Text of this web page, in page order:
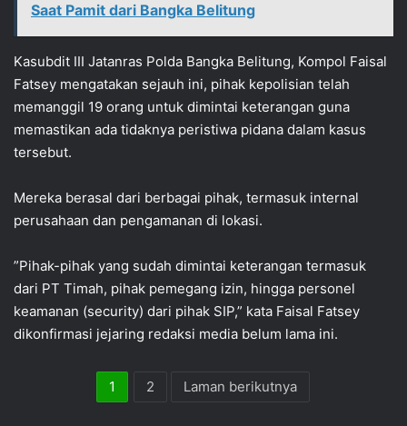
Saat Pamit dari Bangka Belitung
Kasubdit III Jatanras Polda Bangka Belitung, Kompol Faisal
Fatsey mengatakan sejauh ini, pihak kepolisian telah
memanggil 19 orang untuk dimintai keterangan guna
memastikan ada tidaknya peristiwa pidana dalam kasus
tersebut.
Mereka berasal dari berbagai pihak, termasuk internal
perusahaan dan pengamanan di lokasi.
‎”Pihak-pihak yang sudah dimintai keterangan termasuk
dari PT Timah, pihak pemegang izin, hingga personel
keamanan (security) dari pihak SIP,” kata Faisal Fatsey
dikonfirmasi jejaring redaksi media belum lama ini.
1 2 Laman berikutnya